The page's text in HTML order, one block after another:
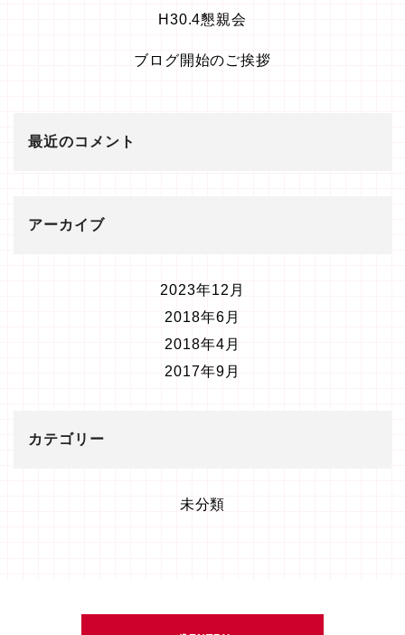
H30.4懇親会
ブログ開始のご挨拶
最近のコメント
アーカイブ
2023年12月
2018年6月
2018年4月
2017年9月
カテゴリー
未分類